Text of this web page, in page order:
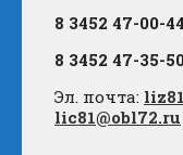
8 3452 47-00-44
8 3452 47-35-
Эл. почта:
lic81@obl72.ru